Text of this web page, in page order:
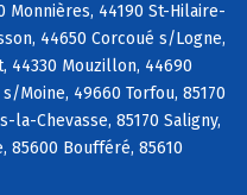
Monnières, 44190 St-Hilaire-
44650 Corcoué s/Logne,
44330 Mouzillon, 44690
Moine, 49660 Torfou, 85170
la-Chevasse, 85170 Saligny,
85600 Boufféré, 85610